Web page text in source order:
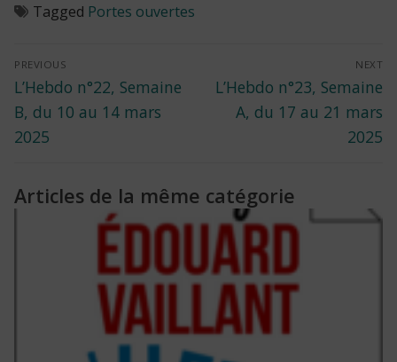
Tagged Portes ouvertes
Navigation
de
l’article
PREVIOUS
Previous
post:
L’Hebdo n°22, Semaine
B, du 10 au 14 mars
2025
NEXT
Next
post:
L’Hebdo n°23, Semaine
A, du 17 au 21 mars
2025
Articles de la même catégorie